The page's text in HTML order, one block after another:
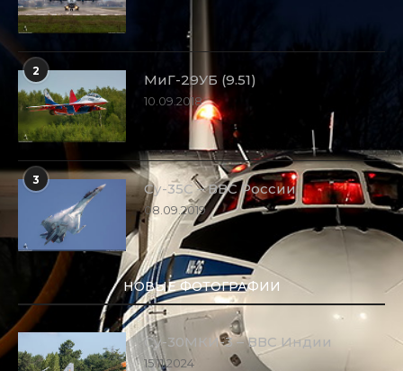
2
МиГ-29УБ (9.51)
10.09.2018
3
Су-35С – ВВС России
08.09.2019
НОВЫЕ ФОТОГРАФИИ
Су-30МКИ-3 – ВВС Индии
15.11.2024